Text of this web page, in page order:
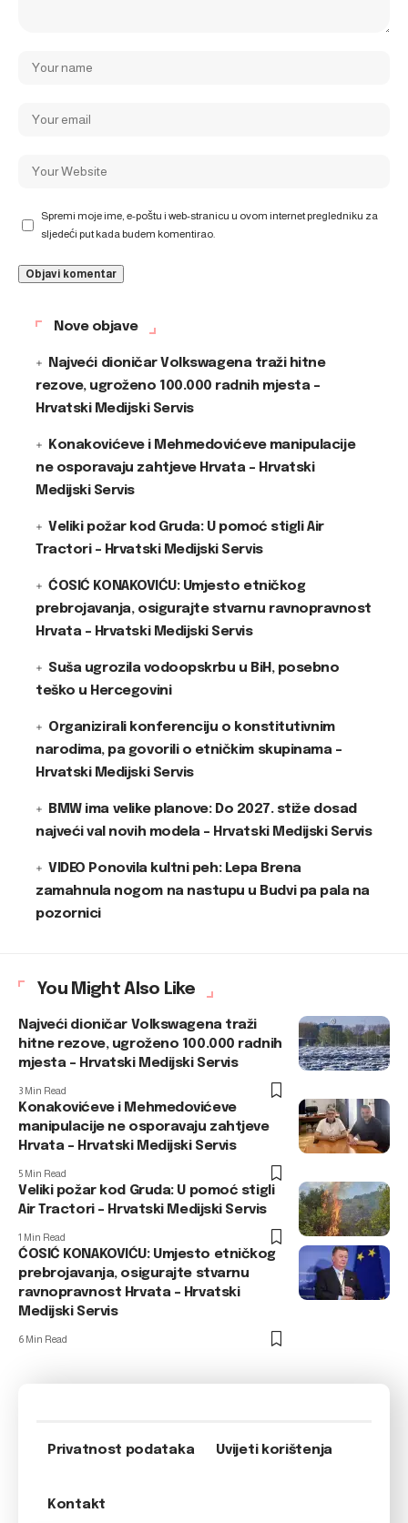
Spremi moje ime, e-poštu i web-stranicu u ovom internet pregledniku za
sljedeći put kada budem komentirao.
Nove objave
Najveći dioničar Volkswagena traži hitne
rezove, ugroženo 100.000 radnih mjesta –
Hrvatski Medijski Servis
Konakovićeve i Mehmedovićeve manipulacije
ne osporavaju zahtjeve Hrvata – Hrvatski
Medijski Servis
Veliki požar kod Gruda: U pomoć stigli Air
Tractori – Hrvatski Medijski Servis
ĆOSIĆ KONAKOVIĆU: Umjesto etničkog
prebrojavanja, osigurajte stvarnu ravnopravnost
Hrvata – Hrvatski Medijski Servis
Suša ugrozila vodoopskrbu u BiH, posebno
teško u Hercegovini
Organizirali konferenciju o konstitutivnim
narodima, pa govorili o etničkim skupinama –
Hrvatski Medijski Servis
BMW ima velike planove: Do 2027. stiže dosad
najveći val novih modela – Hrvatski Medijski Servis
VIDEO Ponovila kultni peh: Lepa Brena
zamahnula nogom na nastupu u Budvi pa pala na
pozornici
You Might Also Like
Najveći dioničar Volkswagena traži
hitne rezove, ugroženo 100.000 radnih
mjesta – Hrvatski Medijski Servis
3 Min Read
Konakovićeve i Mehmedovićeve
manipulacije ne osporavaju zahtjeve
Hrvata – Hrvatski Medijski Servis
5 Min Read
Veliki požar kod Gruda: U pomoć stigli
Air Tractori – Hrvatski Medijski Servis
1 Min Read
ĆOSIĆ KONAKOVIĆU: Umjesto etničkog
prebrojavanja, osigurajte stvarnu
ravnopravnost Hrvata – Hrvatski
Medijski Servis
6 Min Read
Privatnost podataka Uvijeti korištenja
Kontakt